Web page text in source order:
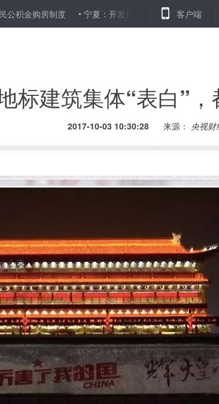
宁夏：开发旅游资源造成环境破坏将追究刑事责任
客户端
标建筑集体“表白”，
2017-10-03 10:30:28 来源： 央视财